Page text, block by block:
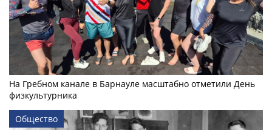
На Гребном канале в Барнауле масштабно отметили День
физкультурника
Общество